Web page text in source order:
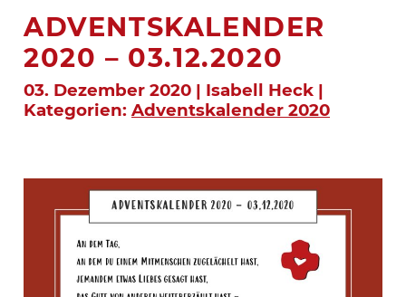
ADVENTSKALENDER
2020 – 03.12.2020
03. Dezember 2020 | Isabell Heck |
Kategorien: Adventskalender 2020